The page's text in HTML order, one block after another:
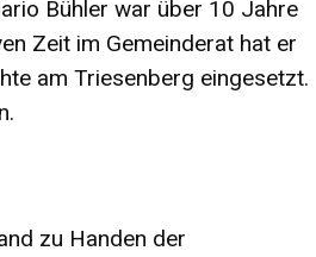
Bühler war über 10 Jahre
Zeit im Gemeinderat hat er
am Triesenberg eingesetzt.
zu Handen der